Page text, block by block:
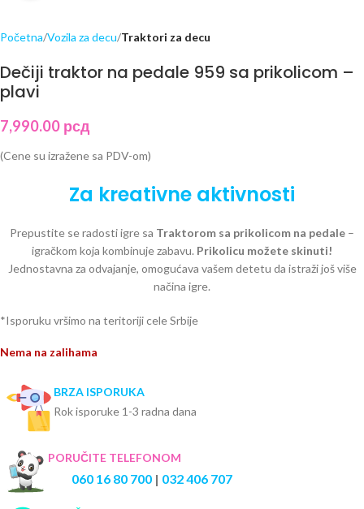
Početna Vozila za decu Traktori za decu
Dečiji traktor na pedale 959 sa prikolicom –
plavi
7,990.00 рсд
(Cene su izražene sa PDV-om)
Za kreativne aktivnosti
Prepustite se radosti igre sa Traktorom sa prikolicom na pedale –
igračkom koja kombinuje zabavu. Prikolicu možete skinuti!
Jednostavna za odvajanje, omogućava vašem detetu da istraži još više
načina igre.
*Isporuku vršimo na teritoriji cele Srbije
Nema na zalihama
BRZA ISPORUKA
Rok isporuke 1-3 radna dana
PORUČITE TELEFONOM
060 16 80 700 | 032 406 707